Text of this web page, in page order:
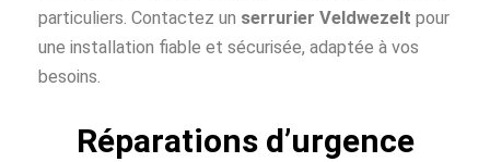
particuliers. Contactez un serrurier Veldwezelt pour
une installation fiable et sécurisée, adaptée à vos
besoins.
Réparations d’urgence